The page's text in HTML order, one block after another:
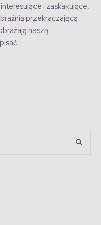
i zaskakujące,
przekraczającą
naszą